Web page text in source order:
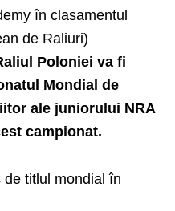
în clasamentul
de Raliuri)
Poloniei va fi
Mondial de
ale juniorului NRA
campionat.
de titlul mondial în